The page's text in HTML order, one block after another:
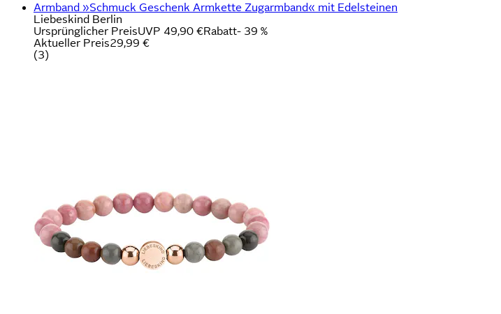
Armband »Schmuck Geschenk Armkette Zugarmband« mit Edelsteinen
Liebeskind Berlin
Ursprünglicher PreisUVP 49,90 €Rabatt- 39 %
Aktueller Preis29,99 €
(3)